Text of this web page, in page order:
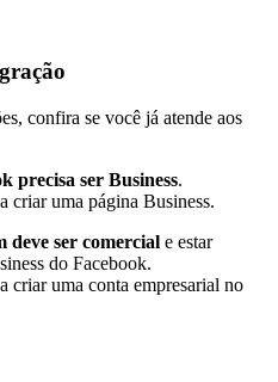
confira se você já atende aos
precisa ser Business.
criar uma página Business.
deve ser comercial e estar
do Facebook.
criar uma conta empresarial no